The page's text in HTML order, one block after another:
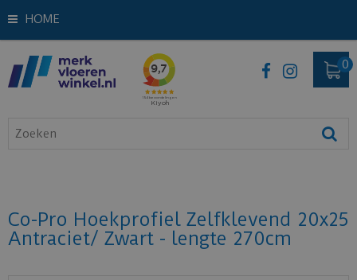
HOME
Co-Pro Hoekprofiel Zelfklevend 20x25
Antraciet/ Zwart - lengte 270cm